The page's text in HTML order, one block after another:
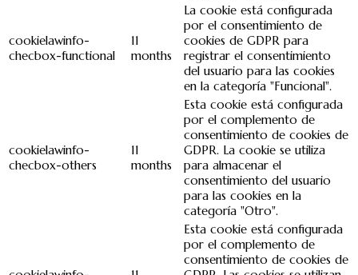
cookielawinfo-
checbox-functional
11
months
La cookie está configurada
por el consentimiento de
cookies de GDPR para
registrar el consentimiento
del usuario para las cookies
en la categoría "Funcional".
cookielawinfo-
checbox-others
11
months
Esta cookie está configurada
por el complemento de
consentimiento de cookies de
GDPR. La cookie se utiliza
para almacenar el
consentimiento del usuario
para las cookies en la
categoría "Otro".
Esta cookie está configurada
por el complemento de
consentimiento de cookies de